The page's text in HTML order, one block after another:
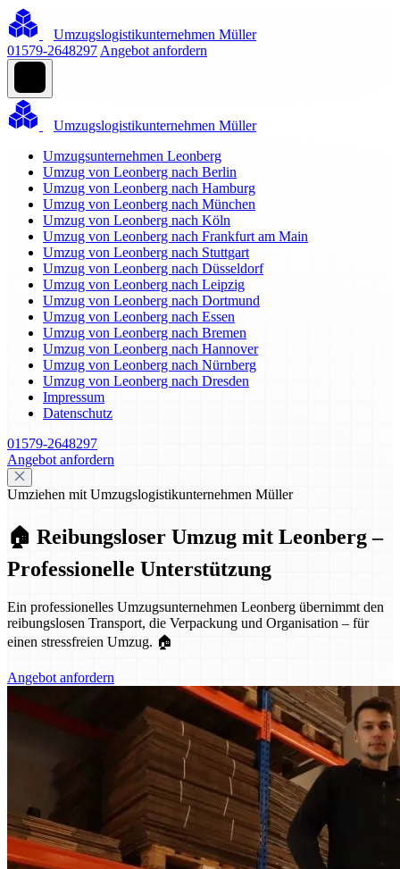
Umzugslogistikunternehmen Müller
01579-2648297 Angebot anfordern
Umzugslogistikunternehmen Müller
Umzugsunternehmen Leonberg
Umzug von Leonberg nach Berlin
Umzug von Leonberg nach Hamburg
Umzug von Leonberg nach München
Umzug von Leonberg nach Köln
Umzug von Leonberg nach Frankfurt am Main
Umzug von Leonberg nach Stuttgart
Umzug von Leonberg nach Düsseldorf
Umzug von Leonberg nach Leipzig
Umzug von Leonberg nach Dortmund
Umzug von Leonberg nach Essen
Umzug von Leonberg nach Bremen
Umzug von Leonberg nach Hannover
Umzug von Leonberg nach Nürnberg
Umzug von Leonberg nach Dresden
Impressum
Datenschutz
01579-2648297
Angebot anfordern
Umziehen mit Umzugslogistikunternehmen Müller
🏠 Reibungsloser Umzug mit Leonberg –
Professionelle Unterstützung
Ein professionelles Umzugsunternehmen Leonberg übernimmt den
reibungslosen Transport, die Verpackung und Organisation – für
einen stressfreien Umzug. 🏠
Angebot anfordern